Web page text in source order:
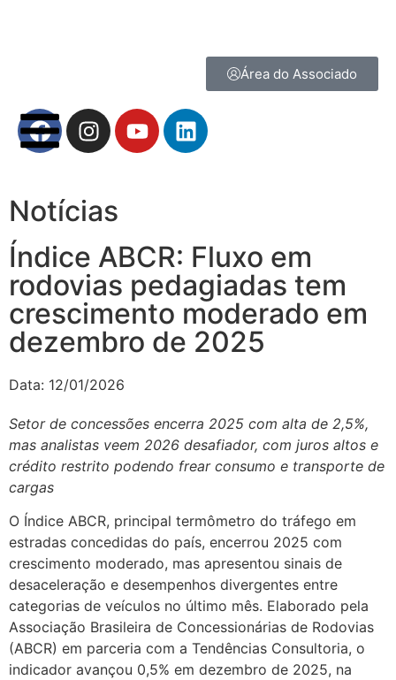
Área do Associado
Notícias
Índice ABCR: Fluxo em
rodovias pedagiadas tem
crescimento moderado em
dezembro de 2025
Data: 12/01/2026
Setor de concessões encerra 2025 com alta de 2,5%,
mas analistas veem 2026 desafiador, com juros altos e
crédito restrito podendo frear consumo e transporte de
cargas
O Índice ABCR, principal termômetro do tráfego em
estradas concedidas do país, encerrou 2025 com
crescimento moderado, mas apresentou sinais de
desaceleração e desempenhos divergentes entre
categorias de veículos no último mês. Elaborado pela
Associação Brasileira de Concessionárias de Rodovias
(ABCR) em parceria com a Tendências Consultoria, o
indicador avançou 0,5% em dezembro de 2025, na